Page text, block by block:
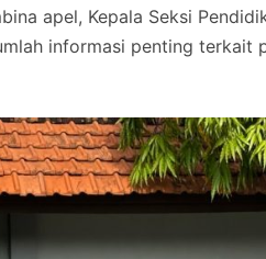
apel, Kepala Seksi
informasi penting terkait